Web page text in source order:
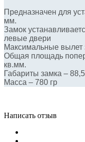
Предназначен для
мм.
Замок
левые двери
Максимальные вылет
Общая площадь
кв.мм.
Габариты замка –
Масса – 780 гр
Написать отзыв